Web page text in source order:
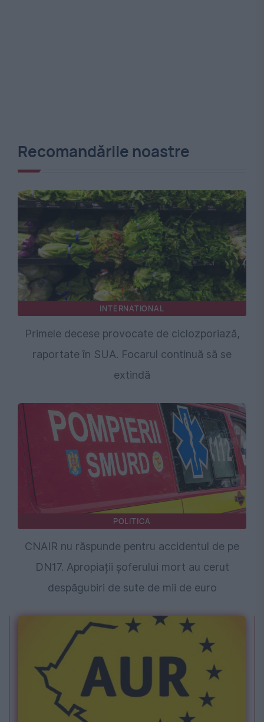
Recomandările noastre
INTERNATIONAL
Primele decese provocate de ciclozporiază,
raportate în SUA. Focarul continuă să se
extindă
POLITICA
CNAIR nu răspunde pentru accidentul de pe
DN17. Apropiații șoferului mort au cerut
despăgubiri de sute de mii de euro